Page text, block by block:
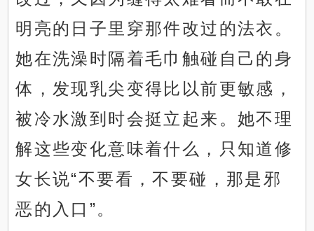
明亮的日子里穿那件改过的法衣。
她在洗澡时隔着毛巾触碰自己的身
体，发现乳尖变得比以前更敏感，
被冷水激到时会挺立起来。她不理
解这些变化意味着什么，只知道修
女长说“不要看，不要碰，那是邪
恶的入口”。